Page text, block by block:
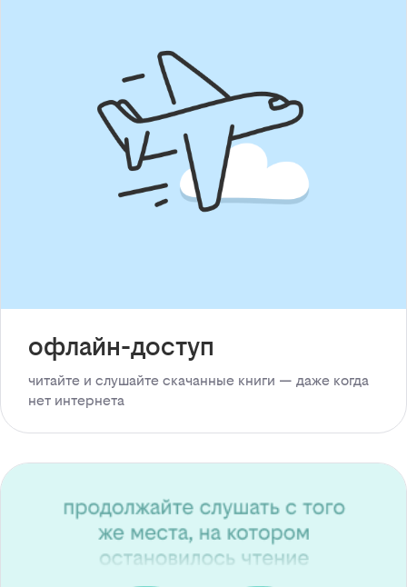
офлайн-доступ
читайте и слушайте скачанные книги — даже когда
нет интернета